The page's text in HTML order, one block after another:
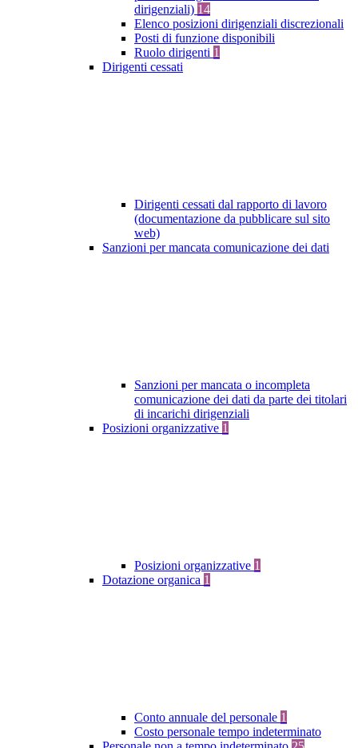
dirigenziali) 14
Elenco posizioni dirigenziali discrezionali
Posti di funzione disponibili
Ruolo dirigenti 1
Dirigenti cessati
Dirigenti cessati dal rapporto di lavoro
(documentazione da pubblicare sul sito
web)
Sanzioni per mancata comunicazione dei dati
Sanzioni per mancata o incompleta
comunicazione dei dati da parte dei titolari
di incarichi dirigenziali
Posizioni organizzative 1
Posizioni organizzative 1
Dotazione organica 1
Conto annuale del personale 1
Costo personale tempo indeterminato